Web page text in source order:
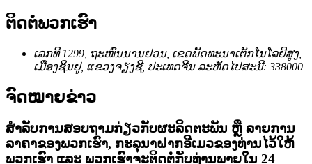
ຕິດຕໍ່ພວກເຮົາ
ເລກທີ 1299, ຖະໜົນນານຢວນ, ເຂດພັດທະນາເຕັກໂນໂລຢີສູງ,
ເມືອງຊິນຢູ, ແຂວງຈຽງຊີ, ປະເທດຈີນ ລະຫັດໄປສະນີ: 338000
ຈົດໝາຍຂ່າວ
ສຳລັບການສອບຖາມກ່ຽວກັບຜະລິດຕະພັນ ຫຼື ລາຍການ
ລາຄາຂອງພວກເຮົາ, ກະລຸນາຝາກອີເມວຂອງທ່ານໄວ້ໃຫ້
ພວກເຮົາ ແລະ ພວກເຮົາຈະຕິດຕໍ່ກັບທ່ານພາຍໃນ 24